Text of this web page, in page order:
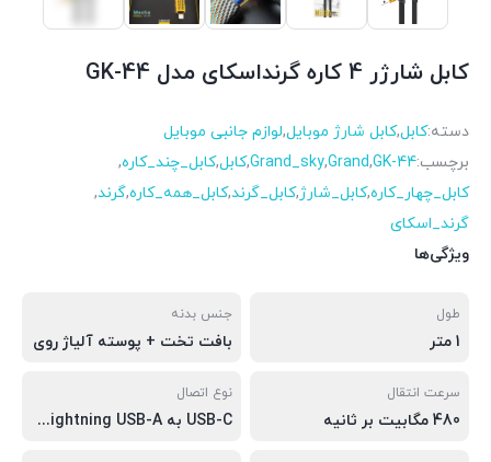
کابل شارژر 4 کاره گرنداسکای مدل GK-44
دسته:کابل,کابل شارژ موبایل,لوازم جانبی موبایل
برچسب:GK-44
,
Grand
,
Grand_sky
,کابل,کابل_چند_کاره,
کابل_چهار_کاره,کابل_شارژ,کابل_گرند,کابل_همه_کاره,گرند,
گرند_اسکای
ویژگی‌ها
طول
1 متر
جنس بدنه
بافت تخت + پوسته آلیاژ روی
سرعت انتقال
480 مگابیت بر ثانیه
نوع اتصال
USB-C به USB-C + Lightning USB-A به USB-C + Lightning